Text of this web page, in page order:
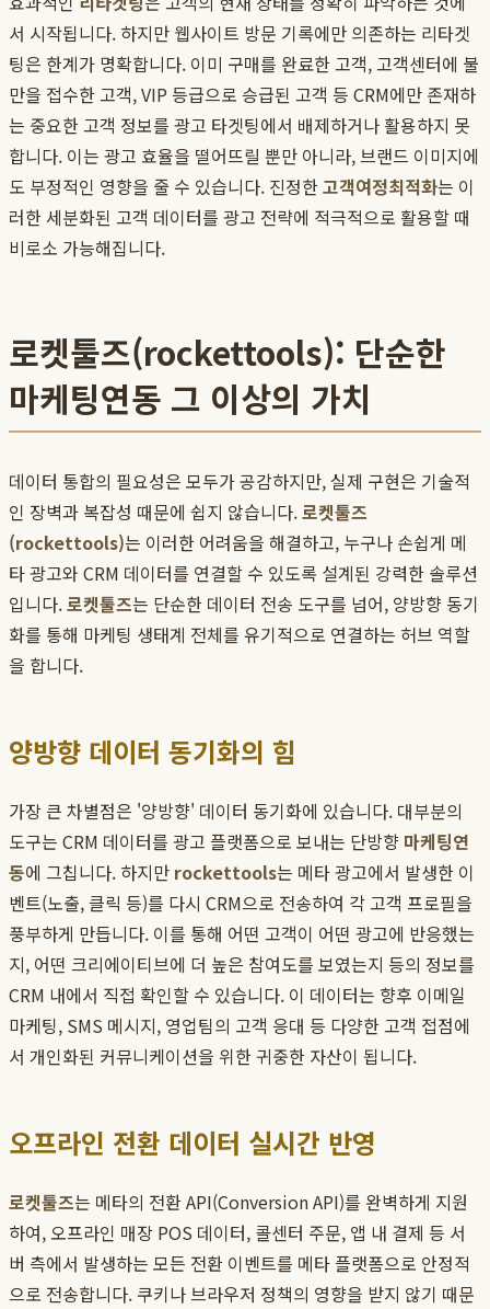
서 시작됩니다. 하지만 웹사이트 방문 기록에만 의존하는 리타겟
팅은 한계가 명확합니다. 이미 구매를 완료한 고객, 고객센터에 불
만을 접수한 고객, VIP 등급으로 승급된 고객 등 CRM에만 존재하
는 중요한 고객 정보를 광고 타겟팅에서 배제하거나 활용하지 못
합니다. 이는 광고 효율을 떨어뜨릴 뿐만 아니라, 브랜드 이미지에
도 부정적인 영향을 줄 수 있습니다. 진정한고객여정최적화는 이
러한 세분화된 고객 데이터를 광고 전략에 적극적으로 활용할 때
비로소 가능해집니다.
로켓툴즈(rockettools): 단순한
마케팅연동 그 이상의 가치
데이터 통합의 필요성은 모두가 공감하지만, 실제 구현은 기술적
인 장벽과 복잡성 때문에 쉽지 않습니다.로켓툴즈
(rockettools)는 이러한 어려움을 해결하고, 누구나 손쉽게 메
타 광고와 CRM 데이터를 연결할 수 있도록 설계된 강력한 솔루션
입니다.로켓툴즈는 단순한 데이터 전송 도구를 넘어, 양방향 동기
화를 통해 마케팅 생태계 전체를 유기적으로 연결하는 허브 역할
을 합니다.
양방향 데이터 동기화의 힘
가장 큰 차별점은 '양방향' 데이터 동기화에 있습니다. 대부분의
도구는 CRM 데이터를 광고 플랫폼으로 보내는 단방향 마케팅연
동에 그칩니다. 하지만 rockettools는 메타 광고에서 발생한 이
벤트(노출, 클릭 등)를 다시 CRM으로 전송하여 각 고객 프로필을
풍부하게 만듭니다. 이를 통해 어떤 고객이 어떤 광고에 반응했는
지, 어떤 크리에이티브에 더 높은 참여도를 보였는지 등의 정보를
CRM 내에서 직접 확인할 수 있습니다. 이 데이터는 향후 이메일
마케팅, SMS 메시지, 영업팀의 고객 응대 등 다양한 고객 접점에
서 개인화된 커뮤니케이션을 위한 귀중한 자산이 됩니다.
오프라인 전환 데이터 실시간 반영
로켓툴즈는 메타의 전환 API(Conversion API)를 완벽하게 지원
하여, 오프라인 매장 POS 데이터, 콜센터 주문, 앱 내 결제 등 서
버 측에서 발생하는 모든 전환 이벤트를 메타 플랫폼으로 안정적
으로 전송합니다. 쿠키나 브라우저 정책의 영향을 받지 않기 때문